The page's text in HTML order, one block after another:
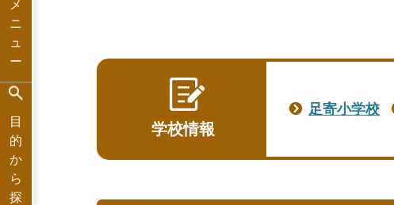
学校情報
足寄小学校
メ
ニ
ュ
ー
目
的
か
ら
探